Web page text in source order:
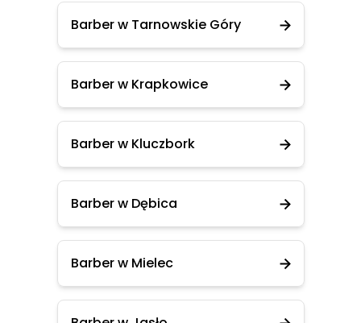
Barber w Tarnowskie Góry
Barber w Krapkowice
Barber w Kluczbork
Barber w Dębica
Barber w Mielec